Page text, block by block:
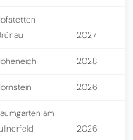
2027
2028
2026
am
2026